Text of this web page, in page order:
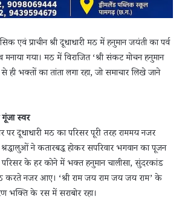
एवं प्राचीन श्री दूधाधारी मठ में हनुमान जयंती का पर्व
मनाया गया। मठ में विराजित ‘श्री संकट मोचन हनुमान
भक्तों का तांता लगा रहा, जो समाचार लिखे जाने
स्वर
दूधाधारी मठ का परिसर पूरी तरह राममय नजर
ने कतारबद्ध होकर सपरिवार भगवान का पूजन
परिसर के हर कोने में भक्त हनुमान चालीसा, सुंदरकांड
करते नजर आए। ‘श्री राम जय राम जय जय राम’ के
भक्ति के रस में सराबोर रहा।